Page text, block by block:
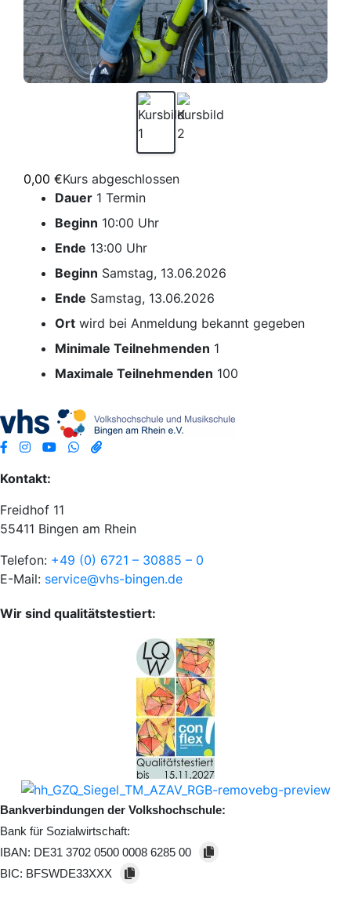
0,00 €Kurs abgeschlossen
Dauer 1 Termin
Beginn 10:00 Uhr
Ende 13:00 Uhr
Beginn Samstag, 13.06.2026
Ende Samstag, 13.06.2026
Ort wird bei Anmeldung bekannt gegeben
Minimale Teilnehmenden 1
Maximale Teilnehmenden 100
Kontakt:
Freidhof 11
55411 Bingen am Rhein
Telefon: +49 (0) 6721 – 30885 – 0
E-Mail: service@vhs-bingen.de
Wir sind qualitätstestiert:
Bankverbindungen der Volkshochschule:
Bank für Sozialwirtschaft:
IBAN: DE31 3702 0500 0008 6285 00
BIC: BFSWDE33XXX